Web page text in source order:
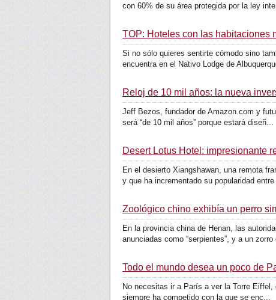
con 60% de su área protegida por la ley
TOP: Hoteles con las habitaciones
Si no sólo quieres sentirte cómodo sino
encuentra en el Nativo Lodge de
Reloj de 10 mil años: la nueva
Jeff Bezos, fundador de Amazon.com y
será “de 10 mil años” porque estará diseñ...
Desert Lotus Hotel: impresionante
En el desierto Xiangshawan, una remota
y que ha incrementado su popularidad entre
Zoológico chino exhibía un perro
En la provincia china de Henan, las
anunciadas como “serpientes”, y a un zorro
Todo el mundo desea un poco de
No necesitas ir a París a ver la Torre
siempre ha competido con la que se enc...